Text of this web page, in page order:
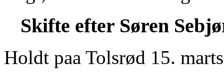
Skifte efter Søren
Holdt paa Tolsrød 15.